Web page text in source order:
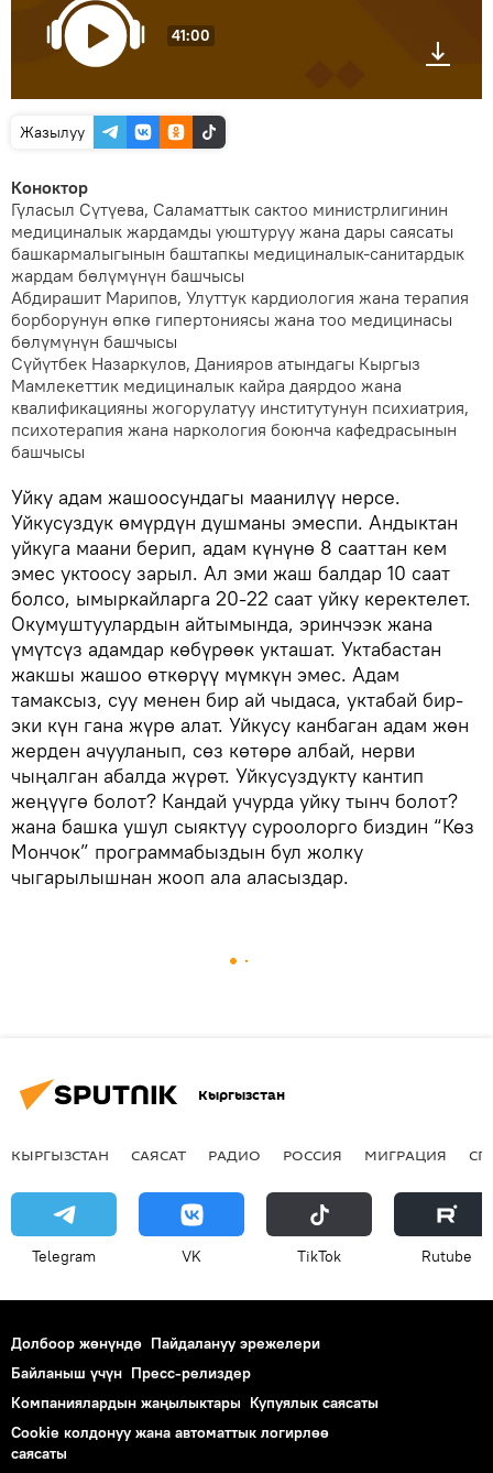
41:00
Жазылуу
Коноктор
Гүласыл Сүтүева, Саламаттык сактоо министрлигинин
медициналык жардамды уюштуруу жана дары саясаты
башкармалыгынын баштапкы медициналык-санитардык
жардам бөлүмүнүн башчысы
Абдирашит Марипов, Улуттук кардиология жана терапия
борборунун өпкө гипертониясы жана тоо медицинасы
бөлүмүнүн башчысы
Cүйүтбек Назаркулов, Данияров атындагы Кыргыз
Мамлекеттик медициналык кайра даярдоо жана
квалификацияны жогорулатуу институтунун психиатрия,
психотерапия жана наркология боюнча кафедрасынын
башчысы
Уйку адам жашоосундагы маанилүү нерсе.
Уйкусуздук өмүрдүн душманы эмеспи. Андыктан
уйкуга маани берип, адам күнүнө 8 сааттан кем
эмес уктоосу зарыл. Ал эми жаш балдар 10 саат
болсо, ымыркайларга 20-22 саат уйку керектелет.
Окумуштуулардын айтымында, эринчээк жана
үмүтсүз адамдар көбүрөөк укташат. Уктабастан
жакшы жашоо өткөрүү мүмкүн эмес. Адам
тамаксыз, суу менен бир ай чыдаса, уктабай бир-
эки күн гана жүрө алат. Уйкусу канбаган адам жөн
жерден ачууланып, сөз көтөрө албай, нерви
чыңалган абалда жүрөт. Уйкусуздукту кантип
жеңүүгө болот? Кандай учурда уйку тынч болот?
жана башка ушул сыяктуу суроолорго биздин “Көз
Мончок” программабыздын бул жолку
чыгарылышнан жооп ала аласыздар.
Кыргызстан
КЫРГЫЗСТАН САЯСАТ РАДИО РОССИЯ МИГРАЦИЯ
Telegram VK ТikТоk Rutube
Долбоор жөнүндө Пайдалануу эрежелери
Байланыш үчүн Пресс-релиздер
Компаниялардын жаңылыктары Купуялык саясаты
Cookie колдонуу жана автоматтык логирлөө
саясаты